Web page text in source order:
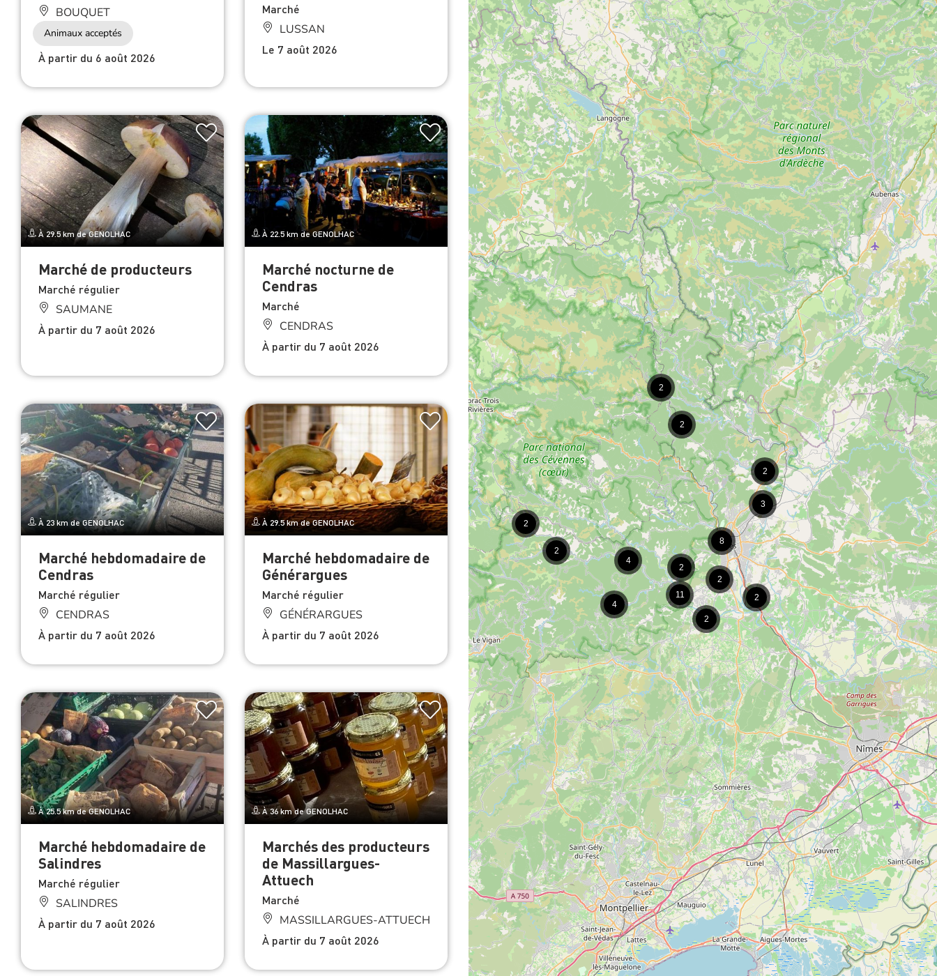
BOUQUET
Animaux acceptés
À partir du 6 août 2026
Marché
LUSSAN
Le 7 août 2026
À 29.5 km de GENOLHAC
Marché de producteurs
Marché régulier
SAUMANE
À partir du 7 août 2026
À 22.5 km de GENOLHAC
Marché nocturne de
Cendras
Marché
CENDRAS
À partir du 7 août 2026
À 23 km de GENOLHAC
Marché hebdomadaire de
Cendras
Marché régulier
CENDRAS
À partir du 7 août 2026
À 29.5 km de GENOLHAC
Marché hebdomadaire de
Générargues
Marché régulier
GÉNÉRARGUES
À partir du 7 août 2026
À 25.5 km de GENOLHAC
Marché hebdomadaire de
Salindres
Marché régulier
SALINDRES
À partir du 7 août 2026
À 36 km de GENOLHAC
Marchés des producteurs
de Massillargues-
Attuech
Marché
MASSILLARGUES-ATTUECH
À partir du 7 août 2026
2
2
2
2
2
2
2
2
11
8
2
4
3
4